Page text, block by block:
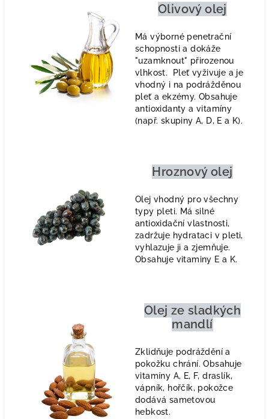
Olivový olej
Má výborné penetrační
schopnosti a dokáže
"uzamknout" přirozenou
vlhkost. Pleť vyživuje a je
vhodný i na podrážděnou
pleť a ekzémy. Obsahuje
antioxidanty a vitamíny
(např. skupiny A, D, E a K).
Hroznový olej
Olej vhodný pro všechny
typy pleti. Má silné
antioxidační vlastnosti,
zadržuje hydrataci v pleti,
vyhlazuje ji a zjemňuje.
Obsahuje vitaminy E a K.
Olej ze sladkých
mandlí
Zklidňuje podráždění a
pokožku chrání. Obsahuje
vitamíny A, E, F, draslík,
vápník, hořčík, pokožce
dodává sametovou
hebkost.